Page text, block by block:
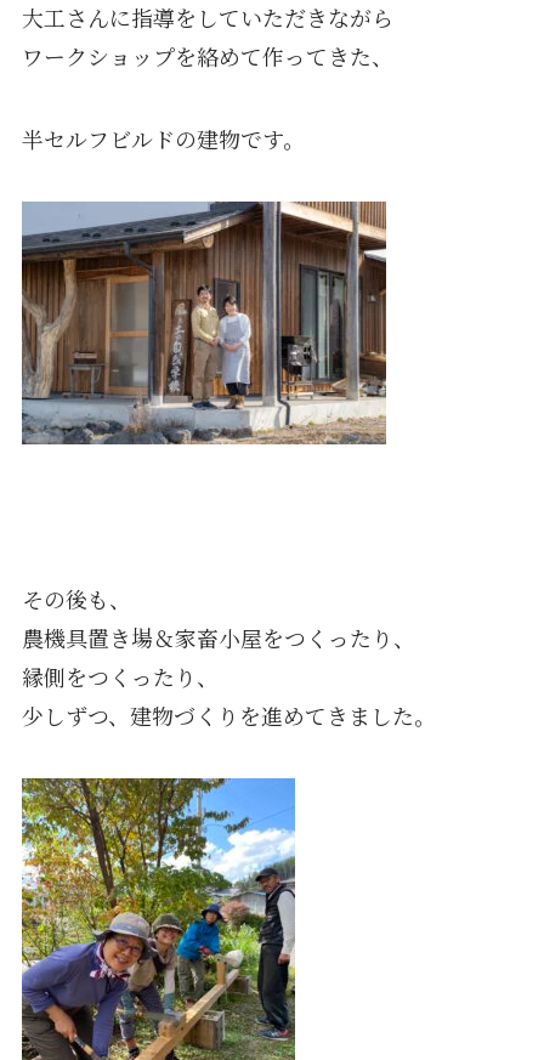
大工さんに指導をしていただきながら
ワークショップを絡めて作ってきた、
半セルフビルドの建物です。
その後も、
農機具置き場＆家畜小屋をつくったり、
縁側をつくったり、
少しずつ、建物づくりを進めてきました。